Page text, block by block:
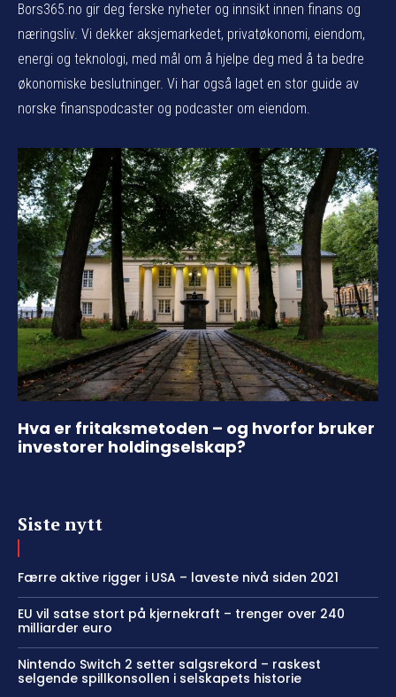
Bors365.no gir deg ferske nyheter og innsikt innen finans og
næringsliv. Vi dekker aksjemarkedet, privatøkonomi, eiendom,
energi og teknologi, med mål om å hjelpe deg med å ta bedre
økonomiske beslutninger. Vi har også laget en stor guide av
norske finanspodcaster og podcaster om eiendom.
Hva er fritaksmetoden – og hvorfor bruker
investorer holdingselskap?
Siste nytt
Færre aktive rigger i USA – laveste nivå siden 2021
EU vil satse stort på kjernekraft – trenger over 240
milliarder euro
Nintendo Switch 2 setter salgsrekord – raskest
selgende spillkonsollen i selskapets historie